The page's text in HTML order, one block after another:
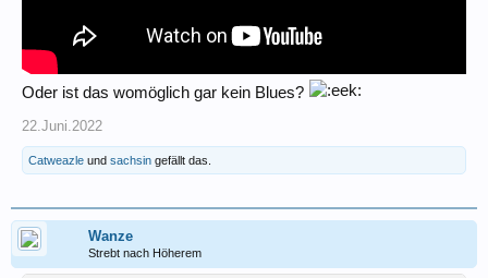
Oder ist das womöglich gar kein Blues?
22.Juni.2022
Catweazle und sachsin gefällt das.
Wanze
Strebt nach Höherem